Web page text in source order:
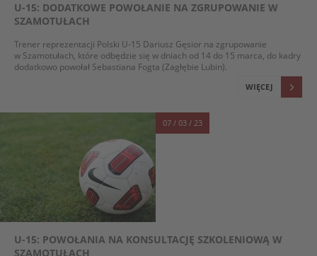
U-15: DODATKOWE POWOŁANIE NA ZGRUPOWANIE W
SZAMOTUŁACH
Trener reprezentacji Polski U-15 Dariusz Gęsior na zgrupowanie
w Szamotułach, które odbędzie się w dniach od 14 do 15 marca, do kadry
dodatkowo powołał Sebastiana Fogta (Zagłębie Lubin).
WIĘCEJ
07 / 03 / 23
U-15: POWOŁANIA NA KONSULTACJĘ SZKOLENIOWĄ W
SZAMOTUŁACH